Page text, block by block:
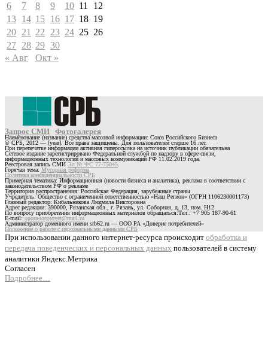
6
7 8 9 10 11
12
13 14 15 16 17 18 19
20 21 22 23 24 25 26
27 28 29 30
« Авг
Окт »
Запрос СМИ Фотогалерея
Наименование (название) средства массовой информации: Союз Российского Бизнеса
© СРБ, 2012 — [year]. Все права защищены. Для пользователей старше 16 лет.
При перепечатке информации активная гиперссылка на источник публикации обязательна
Сетевое издание зарегистрировано Федеральной службой по надзору в сфере связи,
информационных технологий и массовых коммуникаций РФ 11.02.2019 года.
Реестровая запись СМИ Эл № ФС 77-75045.
Горячая тема: Мусорная реформа
Политика конфиденциальности СРБ
Примерная тематика: Информационная (новости бизнеса и аналитика), реклама в соответствии с
законодательством РФ о рекламе
Территория распространения: Российская Федерация, зарубежные страны
Учредитель: Общество с ограниченной ответственностью «Наш Регион» (ОГРН 1106230001173)
Главный редактор: Кибальникова Людмила Викторовна
Адрес редакции: 390000, Рязанская обл., г. Рязань, ул. Соборная, д. 13, пом. Н12
По вопросу приобретения информационных материалов обращаться:Тел.: +7 905 187-90-61
E-mail: opora-torgsovet@mail.ru
Администратор доменного имени srb62.ru — ООО РА «Доверие потребителей»
Положение о работе с персональными данными СРБ
При использовании данного интернет-ресурса происходит обработка и
передача поведенческих и персональных данных пользователей в систему
аналитики Яндекс.Метрика
Согласен
Подробнее…